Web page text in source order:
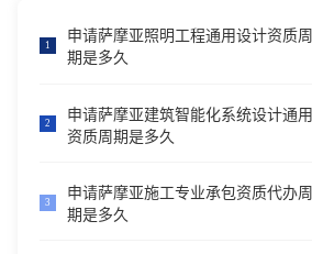
1
申请萨摩亚照明工程通用设计资质周
期是多久
2
申请萨摩亚建筑智能化系统设计通用
资质周期是多久
3
申请萨摩亚施工专业承包资质代办周
期是多久